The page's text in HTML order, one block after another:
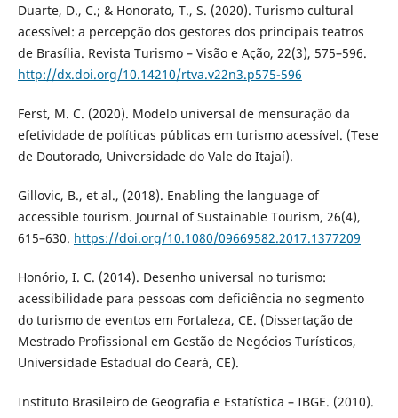
Duarte, D., C.; & Honorato, T., S. (2020). Turismo cultural
acessível: a percepção dos gestores dos principais teatros
de Brasília. Revista Turismo – Visão e Ação, 22(3), 575–596.
http://dx.doi.org/10.14210/rtva.v22n3.p575-596
Ferst, M. C. (2020). Modelo universal de mensuração da
efetividade de políticas públicas em turismo acessível. (Tese
de Doutorado, Universidade do Vale do Itajaí).
Gillovic, B., et al., (2018). Enabling the language of
accessible tourism. Journal of Sustainable Tourism, 26(4),
615–630. https://doi.org/10.1080/09669582.2017.1377209
Honório, I. C. (2014). Desenho universal no turismo:
acessibilidade para pessoas com deficiência no segmento
do turismo de eventos em Fortaleza, CE. (Dissertação de
Mestrado Profissional em Gestão de Negócios Turísticos,
Universidade Estadual do Ceará, CE).
Instituto Brasileiro de Geografia e Estatística – IBGE. (2010).